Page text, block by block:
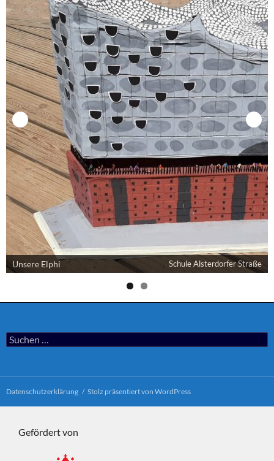
Unsere Elphi Schule Alsterdorfer Straße
Suchen
nach:
Datenschutzerklärung Stolz präsentiert von WordPress
Gefördert von